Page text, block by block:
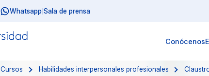
Whatsapp Sala de prensa
Conócenos
Cursos Habilidades interpersonales profesionales